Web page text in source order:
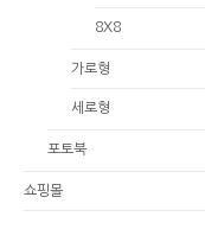
8X8
가로형
세로형
포토북
쇼핑몰